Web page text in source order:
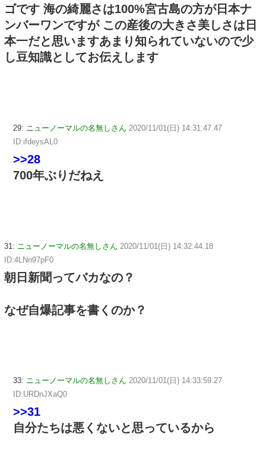
ゴです 海の綺麗さは100%宮古島の方が日本ナ
ンバーワンですが この産後の大きさ美しさは日
本一だと思いますあまり知られていないので少
し豆知識としてお伝えします
29: ニューノーマルの名無しさん 2020/11/01(日) 14:31:47.47
ID:ifdeysAL0
>>28
700年ぶりだねえ
31: ニューノーマルの名無しさん 2020/11/01(日) 14:32:44.18
ID:4LNn97pF0
朝日新聞ってバカなの？
なぜ自爆記事を書くのか？
33: ニューノーマルの名無しさん 2020/11/01(日) 14:33:59.27
ID:URDnJXaQ0
>>31
自分たちは悪くないと思っているから